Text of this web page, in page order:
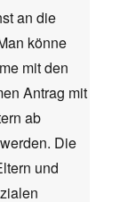
an die
könne
mit den
Antrag mit
ab
Die
und